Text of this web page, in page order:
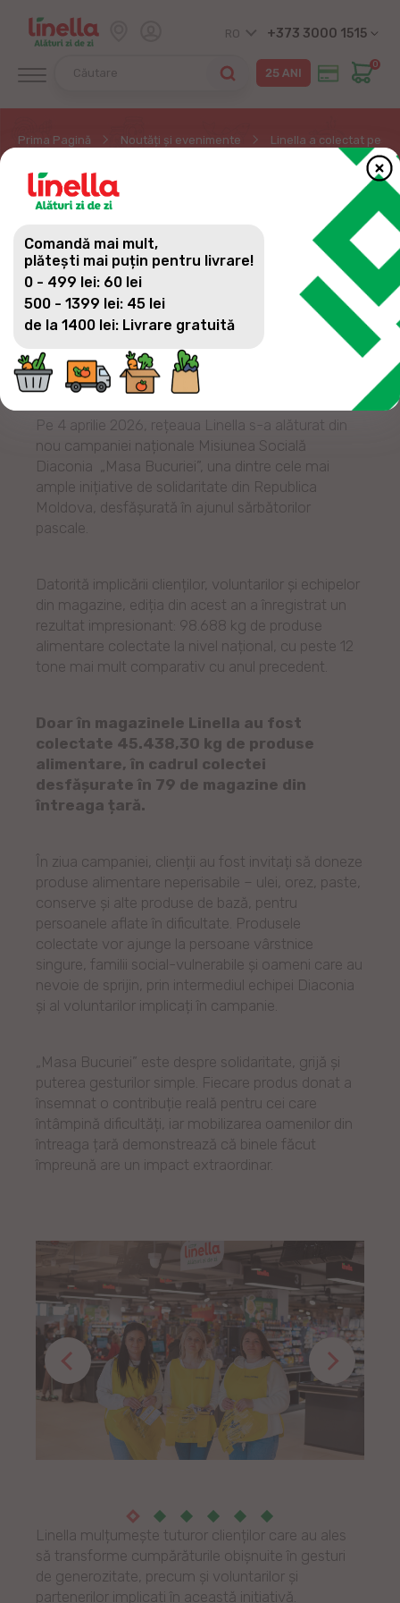
RO +373 3000 1515
0
Prima Pagină Noutăți și evenimente Linella a colectat
LINELLA A COLECTAT
PESTE 45 DE TONE DE
ALIMENTE ÎN CADRUL
CAMPANIEI MASA
BUCURIEI 2026
Pe 4 aprilie 2026, rețeaua Linella s-a alăturat din
nou campaniei naționale Misiunea Socială
Diaconia „Masa Bucuriei”, una dintre cele mai
ample inițiative de solidaritate din Republica
Moldova, desfășurată în ajunul sărbătorilor
pascale.
Datorită implicării clienților, voluntarilor și echipelor
din magazine, ediția din acest an a înregistrat un
rezultat impresionant: 98.688 kg de produse
alimentare colectate la nivel național, cu peste 12
tone mai mult comparativ cu anul precedent.
Doar în magazinele Linella au fost
colectate 45.438,30 kg de produse
alimentare, în cadrul colectei
desfășurate în 79 de magazine din
întreaga țară.
În ziua campaniei, clienții au fost invitați să doneze
produse alimentare neperisabile – ulei, orez, paste,
conserve și alte produse de bază, pentru
persoanele aflate în dificultate. Produsele
colectate vor ajunge la persoane vârstnice
singure, familii social-vulnerabile și oameni care au
nevoie de sprijin, prin intermediul echipei Diaconia
și al voluntarilor implicați în campanie.
„Masa Bucuriei” este despre solidaritate, grijă și
puterea gesturilor simple. Fiecare produs donat a
însemnat o contribuție reală pentru cei care
întâmpină dificultăți, iar mobilizarea oamenilor din
întreaga țară demonstrează că binele făcut
împreună are un impact extraordinar.
Linella mulțumește tuturor clienților care au ales
să transforme cumpărăturile obișnuite în gesturi
de generozitate, precum și voluntarilor și
partenerilor implicați în această inițiativă.
Comandă mai mult,
plătești mai puțin pentru livrare!
0 - 499 lei: 60 lei
500 - 1399 lei: 45 lei
de la 1400 lei: Livrare gratuită